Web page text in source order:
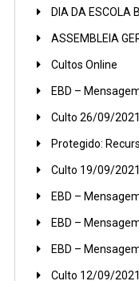
DIA DA ESCOLA
ASSEMBLEIA
Cultos Online
EBD –
Culto 26/09/
Protegido:
Culto 19/09/
EBD –
EBD –
EBD –
Culto 12/09/